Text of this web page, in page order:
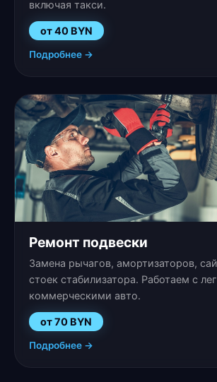
включая такси.
от 40 BYN
Подробнее →
Ремонт подвески
Замена рычагов, амортизаторов,
стоек стабилизатора. Работаем с
коммерческими авто.
от 70 BYN
Подробнее →